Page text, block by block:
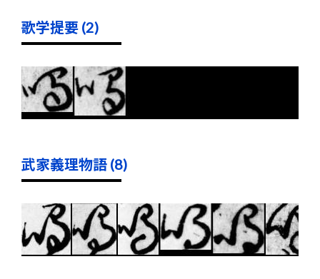
歌学提要 (2)
武家義理物語 (8)